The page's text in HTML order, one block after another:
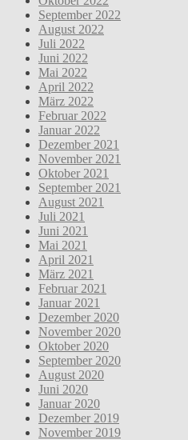
September 2022
August 2022
Juli 2022
Juni 2022
Mai 2022
April 2022
März 2022
Februar 2022
Januar 2022
Dezember 2021
November 2021
Oktober 2021
September 2021
August 2021
Juli 2021
Juni 2021
Mai 2021
April 2021
März 2021
Februar 2021
Januar 2021
Dezember 2020
November 2020
Oktober 2020
September 2020
August 2020
Juni 2020
Januar 2020
Dezember 2019
November 2019